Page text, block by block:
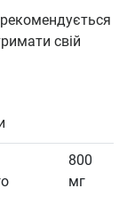
свій
800
мг